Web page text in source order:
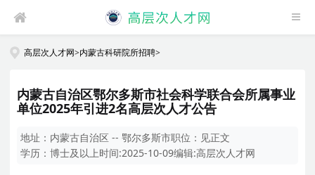
高层次人才网>内蒙古科研院所招聘>
内蒙古自治区鄂尔多斯市社会科学联合会所属事业
单位2025年引进2名高层次人才公告
地址： 内蒙古自治区 -- 鄂尔多斯市职位： 见正文
学历：博士及以上时间:2025-10-09编辑:高层次人才网